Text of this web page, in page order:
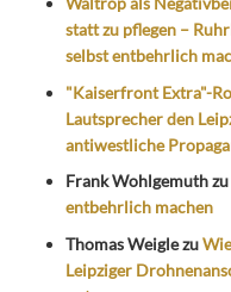
statt zu pflegen –
selbst entbehrlich
"Kaiserfront Extra"-
Lautsprecher den
antiwestliche
Frank Wohlgemuthzu
entbehrlich machen
Thomas Weiglezu
Leipziger